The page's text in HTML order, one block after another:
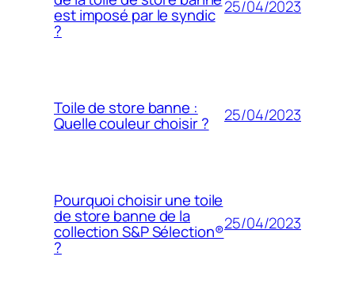
est imposé par le syndic
?
25/04/2023
Toile de store banne :
Quelle couleur choisir ? 25/04/2023
Pourquoi choisir une toile
de store banne de la
collection S&P Sélection®
?
25/04/2023